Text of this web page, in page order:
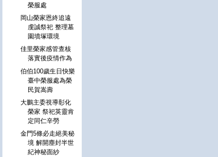
榮服處
岡山榮家恩終追遠
虔誠祭祀 整理墓
園墳塚環境
佳里榮家感管查核
落實後疫情作為
伯伯100歲生日快樂
臺中榮服處為榮
民賀嵩壽
大鵬主委視導彰化
榮家 祭祀英靈肯
定同仁辛勞
金門5條必走絕美秘
境 解開塵封半世
紀神秘面紗